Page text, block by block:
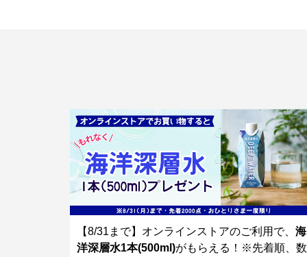
【8/31まで】オンラインストアのご利用で、 海
洋深層水1本(500ml)がもらえる！※先着順、数